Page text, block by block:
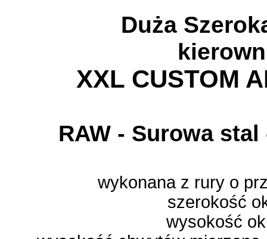
Duża
XXL CUSTOM
RAW - Surowa
wykonana z rury o
szerokość
wysokość